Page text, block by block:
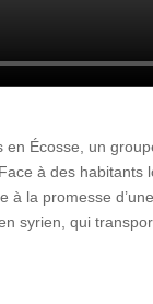
Écosse, un
à des habitants
à la promesse
syrien, qui